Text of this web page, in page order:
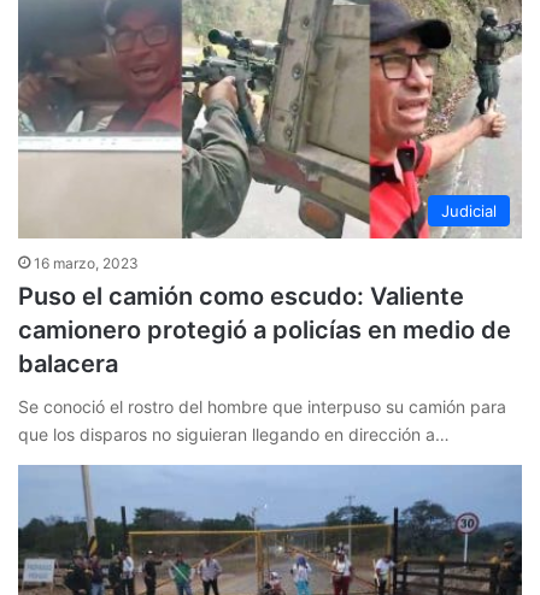
Judicial
16 marzo, 2023
Puso el camión como escudo: Valiente
camionero protegió a policías en medio de
balacera
Se conoció el rostro del hombre que interpuso su camión para
que los disparos no siguieran llegando en dirección a…